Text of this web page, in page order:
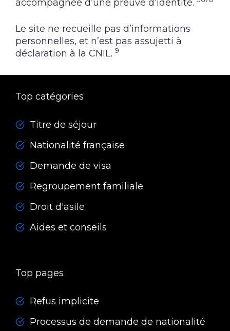
accompagnée d’une preuve d’identité.
Le site ne recueille pas d’informations
personnelles, et n’est pas assujetti à
déclaration à la CNIL. 9
Top catégories
Titre de séjour
Nationalité française
Demande de visa
Regroupement familiale
Droit d'asile
Aides et conseils
Top pages
Refus implicite
Processus de demande de nationalité